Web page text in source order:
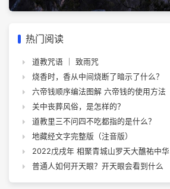
热门阅读
道教咒语 ｜ 致雨咒
烧香时，香从中间烧断了暗示了什么？
六帝钱顺序编法图解 六帝钱的使用方法
关中丧葬风俗，是怎样的？
道教里三不问四不吃都指的是什么？
地藏经文字完整版（注音版）
2022戊戌年 相聚青城山罗天大醮祐中华
普通人如何开天眼？开天眼会看到什么